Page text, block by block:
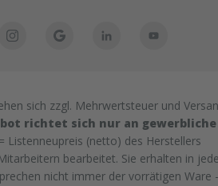
sich zzgl. Mehrwertsteuer und
richtet sich nur an
Listenneupreis (netto) des Herstellers
bearbeitet. Sie erhalten in
nicht immer der vorrätigen Ware